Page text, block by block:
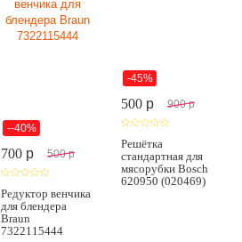
--40%
700 p 500 p
Редуктор венчика
для блендера
Braun
7322115444
-45%
500 p 900 p
Решётка
стандартная для
мясорубки Bosch
620950 (020469)